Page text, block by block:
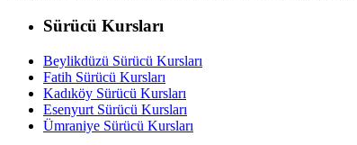
Sürücü Kursları
Beylikdüzü Sürücü Kursları
Fatih Sürücü Kursları
Kadıköy Sürücü Kursları
Esenyurt Sürücü Kursları
Ümraniye Sürücü Kursları